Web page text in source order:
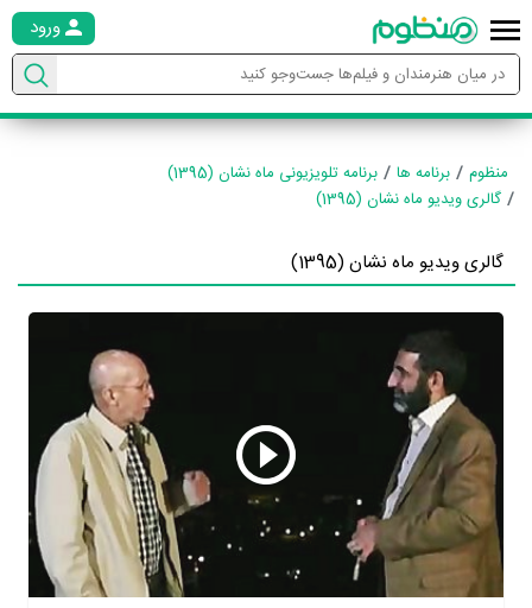
ورود
منظوم برنامه ها
برنامه تلویزیونی ماه نشان (1395)
گالری ویدیو ماه نشان (1395)
گالری ویدیو ماه نشان (1395)